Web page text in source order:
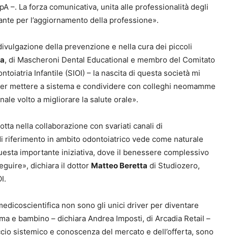
–. La forza comunicativa, unita alle professionalità degli
per l’aggiornamento della professione».
della prevenzione e nella cura dei piccoli
, di Mascheroni Dental Educational e membro del Comitato
Infantile (SIOI) – la nascita di questa società mi
mettere a sistema e condividere con colleghi neomamme
volto a migliorare la salute orale».
nella collaborazione con svariati canali di
riferimento in ambito odontoiatrico vede come naturale
importante iniziativa, dove il benessere complessivo
dichiara il dottor Matteo Beretta di Studiozero,
non sono gli unici driver per diventare
e bambino – dichiara Andrea Imposti, di Arcadia Retail –
sistemico e conoscenza del mercato e dell’offerta, sono